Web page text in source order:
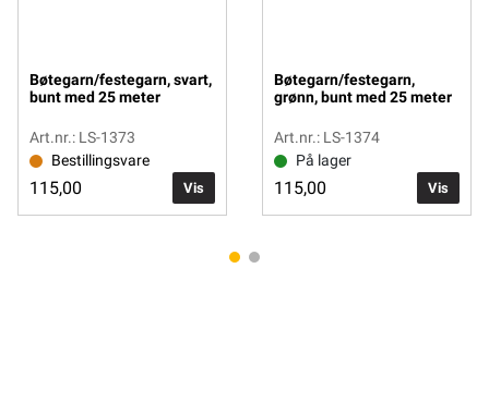
Bøtegarn/festegarn, svart,
bunt med 25 meter
Art.nr.: LS-1373
Bestillingsvare
115,00 Vis
Bøtegarn/festegarn,
grønn, bunt med 25 meter
Art.nr.: LS-1374
På lager
115,00 Vis